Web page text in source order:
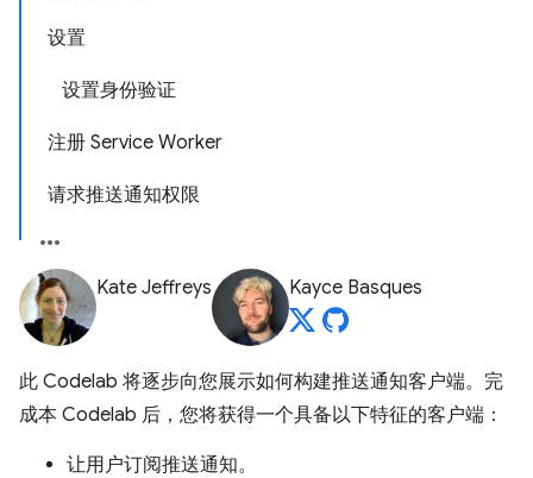
设置
设置身份验证
注册 Service Worker
请求推送通知权限
Kate Jeffreys Kayce Basques
此 Codelab 将逐步向您展示如何构建推送通知客户端。完
成本 Codelab 后，您将获得一个具备以下特征的客户端：
让用户订阅推送通知。